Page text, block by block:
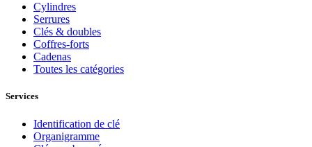
Cylindres
Serrures
Clés & doubles
Coffres-forts
Cadenas
Toutes les catégories
Services
Identification de clé
Organigramme